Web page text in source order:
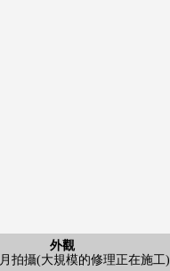
外觀
拍攝(大規模的修理正在施工)
外觀
拍攝(大規模的修理正在施工)
外觀
拍攝(大規模的修理正在施工)